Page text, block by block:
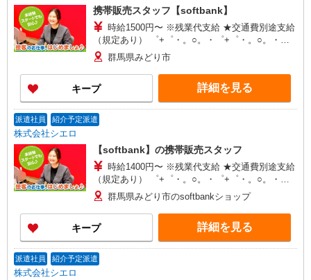
携帯販売スタッフ【softbank】
時給1500円〜 ※残業代支給 ★交通費別途支給
（規定あり） ゜+゜・。○。・゜+゜・。○。・゜
+゜ 入社祝い金10万円支給(規定有) お友達を紹介
頂くと, インセンティブ支給(規定有) ★月2回払
い・週払い可能（規程有）★ ゜・。○。・゜
+゜・。○。・゜+゜
群馬県みどり市
キープ 詳細を見る
派遣社員 紹介予定派遣
株式会社シエロ
【softbank】の携帯販売スタッフ
時給1400円〜 ※残業代支給 ★交通費別途支給
（規定あり） ゜+゜・。○。・゜+゜・。○。・゜
+゜ 入社祝い金10万円支給(規定有) お友達を紹介
頂くと, インセンティブ支給(規定有) ★月2回払
い・週払い可能（規程有）★ ゜・。○。・゜
+゜・。○。・゜+゜
群馬県みどり市のsoftbankショップ
キープ 詳細を見る
派遣社員 紹介予定派遣
株式会社シエロ